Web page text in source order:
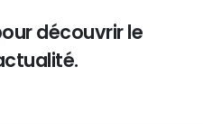
découvrir le